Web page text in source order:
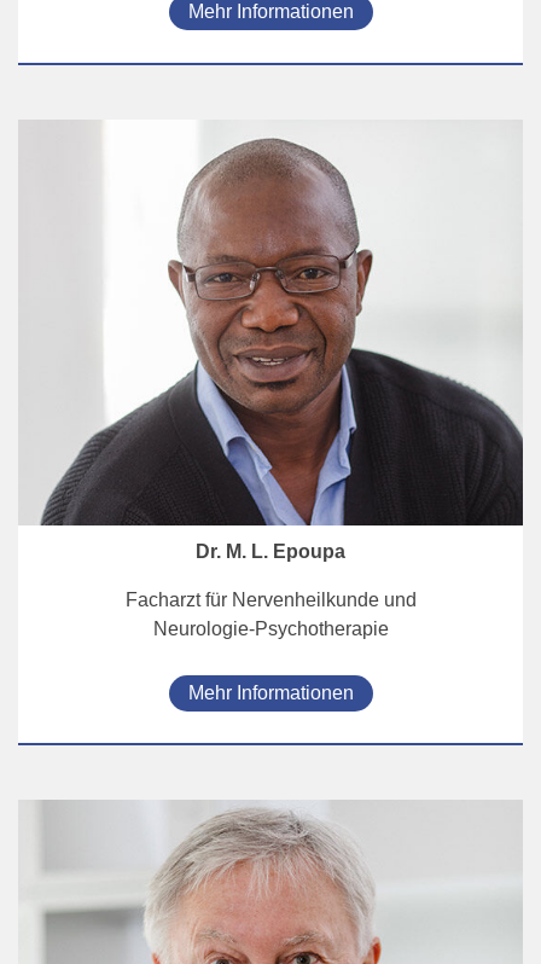
Mehr Informationen
Dr. M. L. Epoupa
Facharzt für Nervenheilkunde und
Neurologie-Psychotherapie
Mehr Informationen